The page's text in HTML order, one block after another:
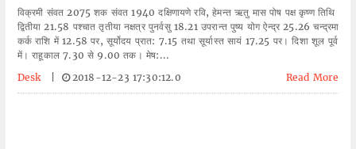
विक्रमी संवत 2075 शक संवत 1940 दक्षिणायणे रवि, हेमन्त ऋतु मास पोष पक्ष कृष्ण तिथि
द्वितीया 21.58 पश्चात तृतीया नक्षत्र पुनर्वसु 18.21 उपरान्त पुष्य योग ऐन्द्र 25.26 चन्द्रमा
कर्क राशि में 12.58 पर, सूर्योदय प्रात: 7.15 तथा सूर्यास्त सायं 17.25 पर। दिशा शूल पूर्व
में। राहूकाल 7.30 से 9.00 तक। मेष:...
Desk
2018-12-23 17:30:12.0 Read More